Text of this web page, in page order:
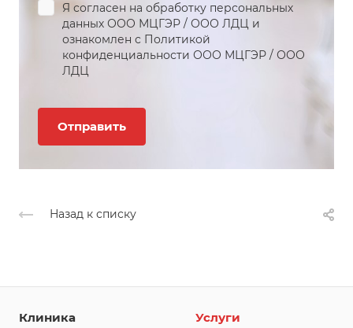
Я согласен на обработку персональных
данных ООО МЦГЭР / ООО ЛДЦ и
ознакомлен с Политикой
конфиденциальности ООО МЦГЭР / ООО
ЛДЦ
Назад к списку
Клиника Услуги